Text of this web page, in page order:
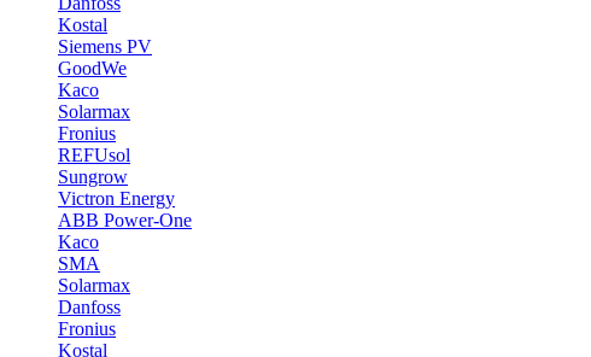
Kostal
Siemens PV
GoodWe
Kaco
Solarmax
Fronius
REFUsol
Sungrow
Victron Energy
ABB Power-One
Kaco
SMA
Solarmax
Danfoss
Fronius
Kostal